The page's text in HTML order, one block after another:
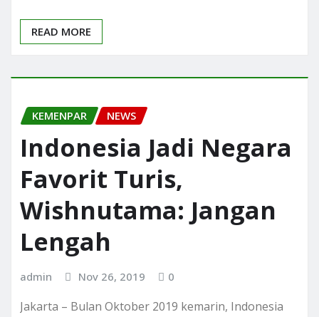
READ MORE
KEMENPAR NEWS
Indonesia Jadi Negara
Favorit Turis,
Wishnutama: Jangan
Lengah
admin Nov 26, 2019 0
Jakarta – Bulan Oktober 2019 kemarin, Indonesia